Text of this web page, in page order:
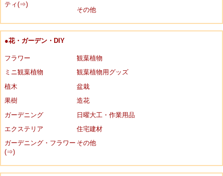
ティ(⇒)
その他
●花・ガーデン・DIY
フラワー
観葉植物
ミニ観葉植物
観葉植物用グッズ
植木
盆栽
果樹
造花
ガーデニング
日曜大工・作業用品
エクステリア
住宅建材
ガーデニング・フラワー
(⇒)
その他